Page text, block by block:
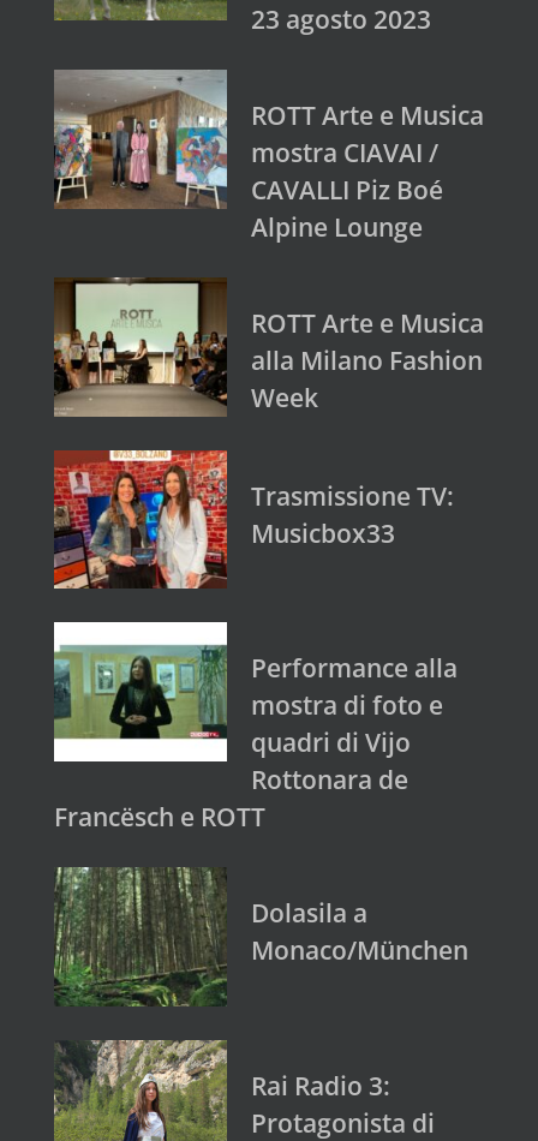
23 agosto 2023
ROTT Arte e Musica
mostra CIAVAI /
CAVALLI Piz Boé
Alpine Lounge
ROTT Arte e Musica
alla Milano Fashion
Week
Trasmissione TV:
Musicbox33
Performance alla
mostra di foto e
quadri di Vijo
Rottonara de
Francësch e ROTT
Dolasila a
Monaco/München
Rai Radio 3:
Protagonista di